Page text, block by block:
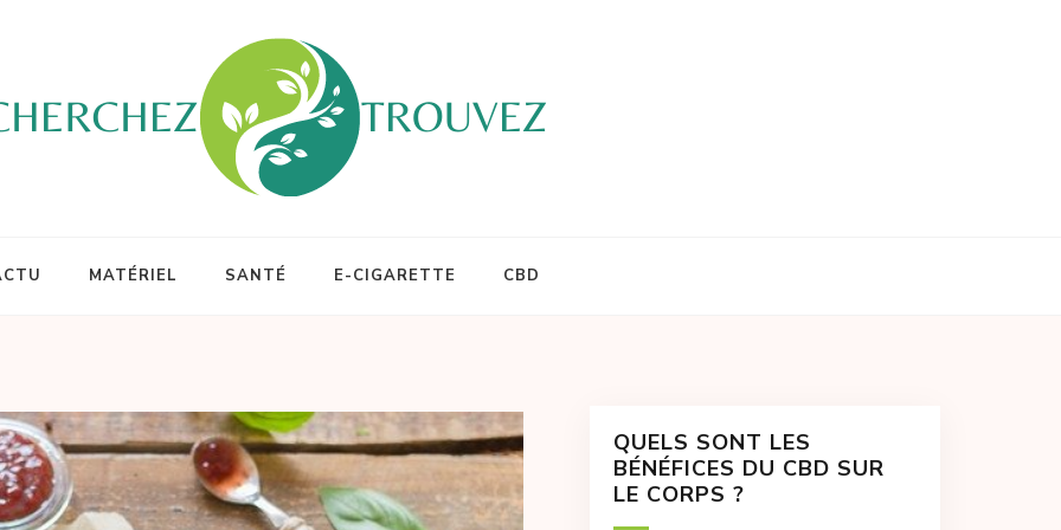
MATÉRIEL SANTÉ E-CIGARETTE CBD
QUELS SONT LES
BÉNÉFICES DU CBD SUR
LE CORPS ?